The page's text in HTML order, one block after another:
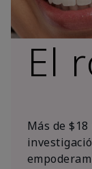
El
Más de